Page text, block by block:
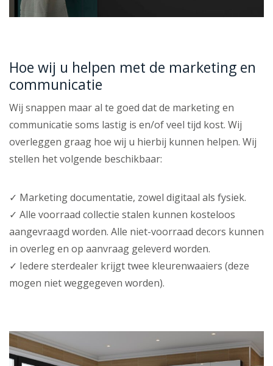
Hoe wij u helpen met de marketing en
communicatie
Wij snappen maar al te goed dat de marketing en
communicatie soms lastig is en/of veel tijd kost. Wij
overleggen graag hoe wij u hierbij kunnen helpen. Wij
stellen het volgende beschikbaar:
✓ Marketing documentatie, zowel digitaal als fysiek.
✓ Alle voorraad collectie stalen kunnen kosteloos
aangevraagd worden. Alle niet-voorraad decors kunnen
in overleg en op aanvraag geleverd worden.
✓ Iedere sterdealer krijgt twee kleurenwaaiers (deze
mogen niet weggegeven worden).